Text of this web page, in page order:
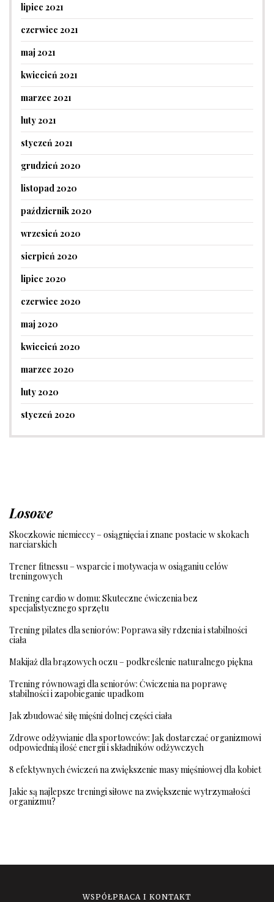
lipiec 2021
czerwiec 2021
maj 2021
kwiecień 2021
marzec 2021
luty 2021
styczeń 2021
grudzień 2020
listopad 2020
październik 2020
wrzesień 2020
sierpień 2020
lipiec 2020
czerwiec 2020
maj 2020
kwiecień 2020
marzec 2020
luty 2020
styczeń 2020
Losowe
Skoczkowie niemieccy – osiągnięcia i znane postacie w skokach
narciarskich
Trener fitnessu – wsparcie i motywacja w osiąganiu celów
treningowych
Trening cardio w domu: Skuteczne ćwiczenia bez
specjalistycznego sprzętu
Trening pilates dla seniorów: Poprawa siły rdzenia i stabilności
ciała
Makijaż dla brązowych oczu – podkreślenie naturalnego piękna
Trening równowagi dla seniorów: Ćwiczenia na poprawę
stabilności i zapobieganie upadkom
Jak zbudować siłę mięśni dolnej części ciała
Zdrowe odżywianie dla sportowców: Jak dostarczać organizmowi
odpowiednią ilość energii i składników odżywczych
8 efektywnych ćwiczeń na zwiększenie masy mięśniowej dla kobiet
Jakie są najlepsze treningi siłowe na zwiększenie wytrzymałości
organizmu?
WSPÓŁPRACA I KONTAKT